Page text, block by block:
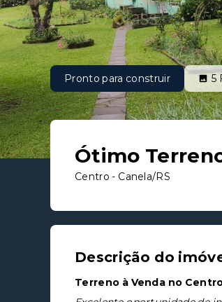
Pronto para construir 5
Ótimo
Centro - Canela/RS
Descrição do
Terreno à Venda no